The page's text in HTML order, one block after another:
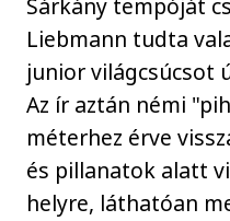
Sárkány tempóját
Liebmann tudta
junior világcsúcsot
Az ír aztán némi
méterhez érve
és pillanatok alatt
helyre, láthatóan